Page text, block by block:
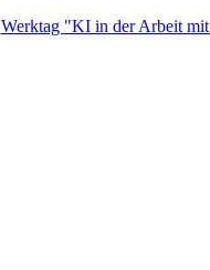
Werktag "KI in der Arbeit